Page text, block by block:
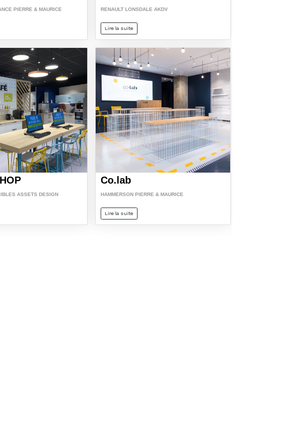
PIERRE & MAURICE RENAULT LONSDALE AKDV
Lire la suite
ASSETS DESIGN
Co.lab
HAMMERSON PIERRE & MAURICE
Lire la suite